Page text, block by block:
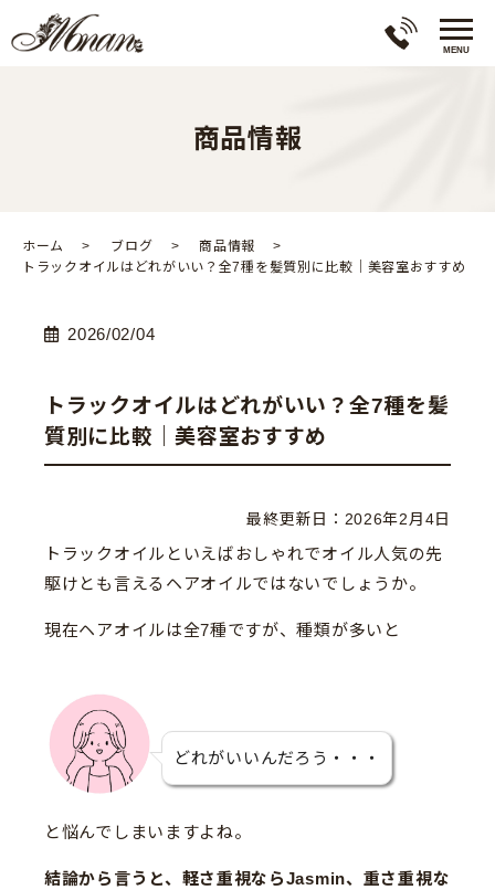
商品情報
ホーム ブログ
商品情報
トラックオイルはどれがいい？全7種を髪質別に比較｜美容室おすすめ
2026/02/04
トラックオイルはどれがいい？全7種を髪
質別に比較｜美容室おすすめ
最終更新日： 2026年2月4日
トラックオイルといえばおしゃれでオイル人気の先
駆けとも言えるヘアオイルではないでしょうか。
現在ヘアオイルは全7種ですが、種類が多いと
どれがいいんだろう・・・
と悩んでしまいますよね。
結論から言うと、軽さ重視ならJasmin、重さ重視な